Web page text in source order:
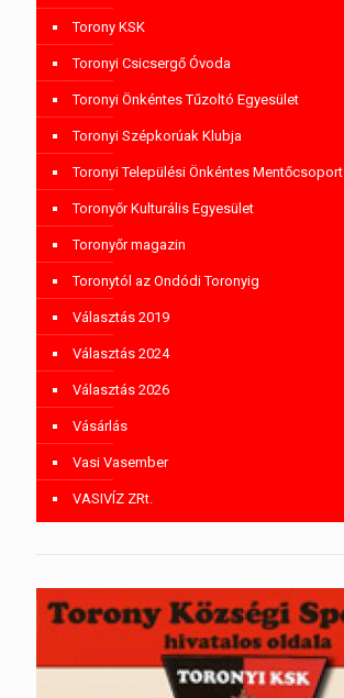
Torony KSK
Toronyi Csicsergő Óvoda
Toronyi Önkéntes Tűzoltó Egyesület
Toronyi Szépkorúak Klubja
Toronyi Települési Önkéntes Mentőcsoport
Toronyőr Kulturális Egyesület
Toronyőr magazin
Toronytól az Ondódi Toronyig
Választás 2019
Választás 2024
Választás 2026
Vásárlás
Vasi Vasember
VASIVÍZ ZRt.